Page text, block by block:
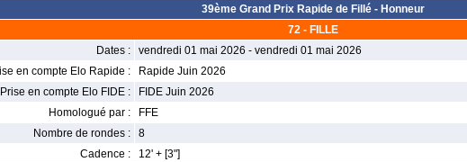
39ème Grand Prix Rapide de Fillé - Honneur
72 - FILLE
Dates :
vendredi 01 mai 2026 - vendredi 01 mai 2026
en compte Elo Rapide :
Rapide Juin 2026
Prise en compte Elo FIDE :
FIDE Juin 2026
Homologué par :
FFE
Nombre de rondes :
8
Cadence :
12' + [3"]